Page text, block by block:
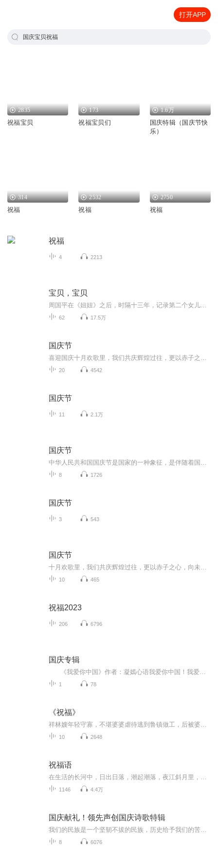
打开APP
国庆宝贝祝福
2835
祝福宝贝
173
祝福宝贝们
1.6万
国庆特辑（国庆节快
乐）
314
祝福
2532
祝福
2750
祝福
祝福
4 2213
宝贝，宝贝
62 17.5万
国庆节
20 4542
国庆节
11 2.1万
国庆节
8 1726
国庆节
3 543
国庆节
10 465
祝福2023
206 6796
国庆专辑
1 78
《祝福》
10 2648
祝福语
1146 4.4万
国庆献礼！领先声创国庆诗歌特辑
8 6076